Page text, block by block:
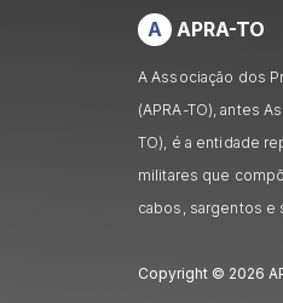
A APRA-TO
A Associação dos
(APRA-TO), antes
TO), é a entidade
militares que
cabos, sargentos e
Copyright © 2026